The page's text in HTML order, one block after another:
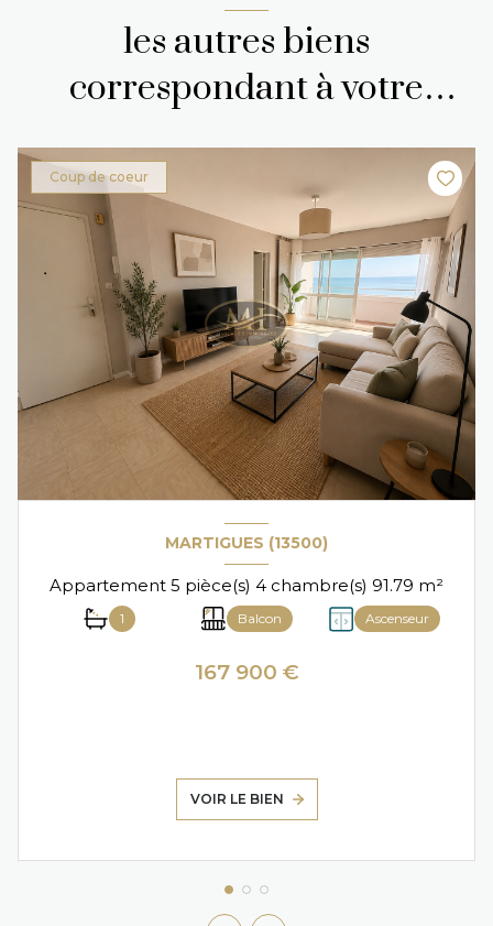
les autres biens
correspondant à votre
Coup de coeur
MARTIGUES (13500)
Appartement 5 pièce(s) 4 chambre(s) 91.79 m²
1 Balcon Ascenseur
167 900 €
VOIR LE BIEN